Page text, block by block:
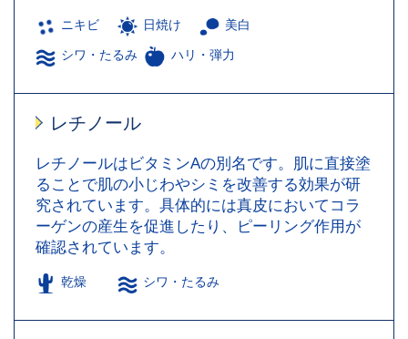
ニキビ 日焼け 美白
シワ・たるみ ハリ・弾力
レチノール
レチノールはビタミンAの別名です。肌に直接塗
ることで肌の小じわやシミを改善する効果が研
究されています。具体的には真皮においてコラ
ーゲンの産生を促進したり、ピーリング作用が
確認されています。
乾燥 シワ・たるみ